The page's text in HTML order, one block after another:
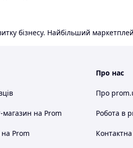
бізнесу. Найбільший
магазин на Prom
Prom
Про нас
Про
Робота в